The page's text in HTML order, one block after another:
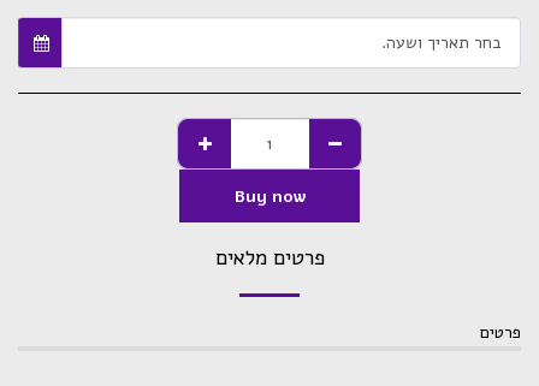
בחר תאריך ושעה.
Buy now
פרטים מלאים
פרטים